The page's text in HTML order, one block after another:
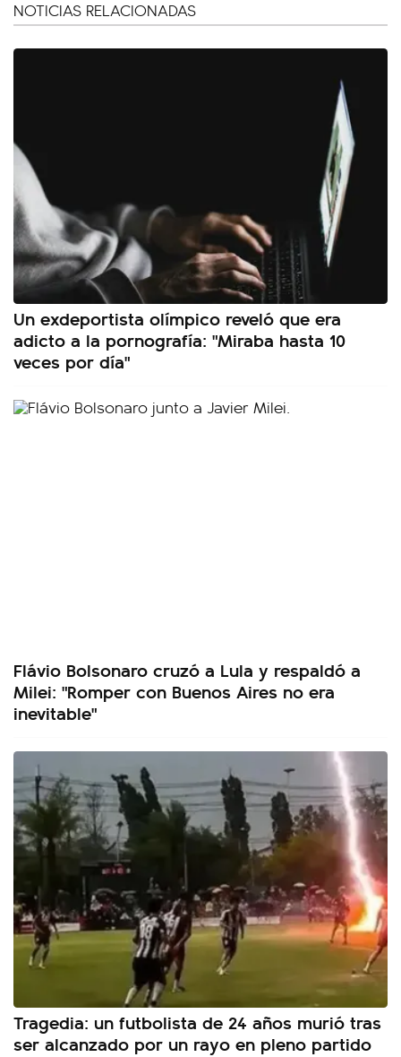
NOTICIAS RELACIONADAS
Un exdeportista olímpico reveló que era
adicto a la pornografía: "Miraba hasta 10
veces por día"
Flávio Bolsonaro cruzó a Lula y respaldó a
Milei: "Romper con Buenos Aires no era
inevitable"
Tragedia: un futbolista de 24 años murió tras
ser alcanzado por un rayo en pleno partido